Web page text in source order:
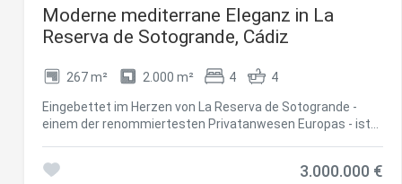
Moderne mediterrane Eleganz in La
Reserva de Sotogrande, Cádiz
267 m² 2.000 m² 4 4
Eingebettet im Herzen von La Reserva de Sotogrande -
einem der renommiertesten Privatanwesen Europas - ist
mediterraner Gelassenheit. Das Haus wurde sorgfältig
3.000.000 €